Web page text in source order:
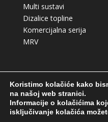
Multi sustavi
Dizalice topline
Komercijalna serija
MRV
Izjava o privatnosti
Koristimo kolačiće kako
na našoj web stranici.
Informacije o kolačićima
isključivanje kolačića